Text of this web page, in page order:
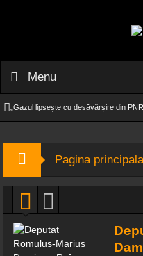
Menu
„Gazul lipsește cu desăvârșire din
Gărâna – capitala jazz-ului internațional
O fetiță de doar 11 ani și-a găsit
din curtea casei
(VIDEO) Alertă la Bocșa! Bărbat
Pagina